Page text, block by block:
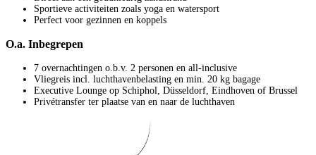
Sportieve activiteiten zoals yoga en watersport
Perfect voor gezinnen en koppels
O.a. Inbegrepen
7 overnachtingen o.b.v. 2 personen en all-inclusive
Vliegreis incl. luchthavenbelasting en min. 20 kg bagage
Executive Lounge op Schiphol, Düsseldorf, Eindhoven of Brussel
Privétransfer ter plaatse van en naar de luchthaven